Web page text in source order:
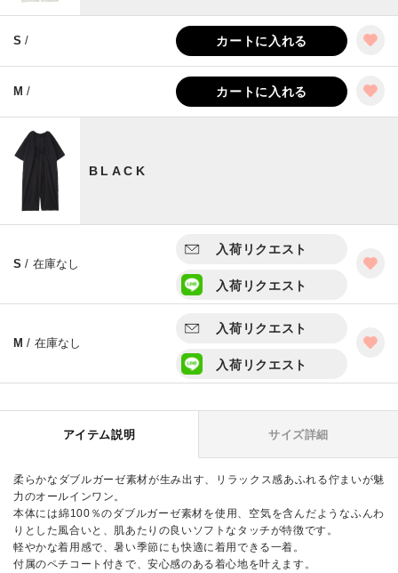
S / カートに入れる
M / カートに入れる
BLACK
S / 在庫なし
入荷リクエスト
入荷リクエスト
M / 在庫なし
入荷リクエスト
入荷リクエスト
アイテム説明 サイズ詳細
柔らかなダブルガーゼ素材が生み出す、リラックス感あふれる佇まいが魅
力のオールインワン。
本体には綿100％のダブルガーゼ素材を使用、空気を含んだようなふんわ
りとした風合いと、肌あたりの良いソフトなタッチが特徴です。
軽やかな着用感で、暑い季節にも快適に着用できる一着。
付属のペチコート付きで、安心感のある着心地を叶えます。